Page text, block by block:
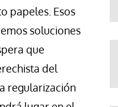
papeles. Esos
soluciones
que
del
regularización